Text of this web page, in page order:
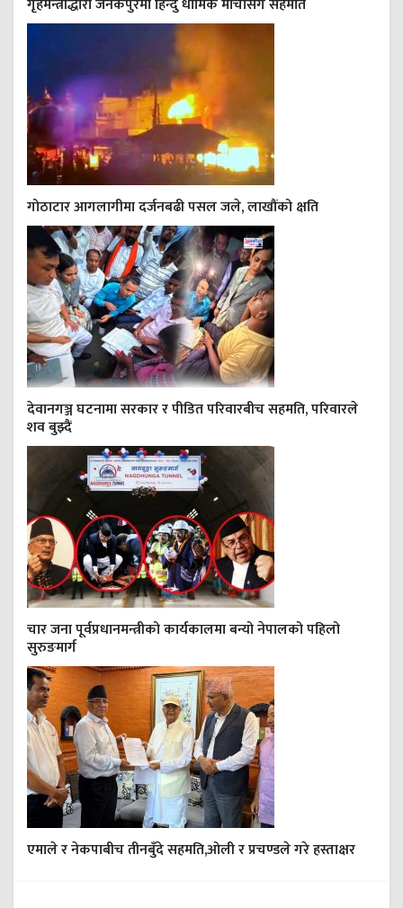
गृहमन्त्रीद्धारा जनकपुरमा हिन्दु धार्मिक मोर्चासँग सहमति
गोठाटार आगलागीमा दर्जनबढी पसल जले, लाखौंको क्षति
देवानगञ्ज घटनामा सरकार र पीडित परिवारबीच सहमति, परिवारले
शव बुझ्दैं
चार जना पूर्वप्रधानमन्त्रीको कार्यकालमा बन्यो नेपालको पहिलो
सुरुङमार्ग
एमाले र नेकपाबीच तीनबुँदे सहमति,ओली र प्रचण्डले गरे हस्ताक्षर